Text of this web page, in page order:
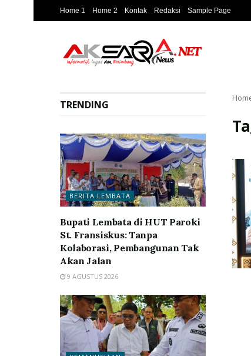
Home 1 Home 2 Kontak Redaksi Sample Page
TRENDING
BERITA LEMBATA
Bupati Lembata di HUT Paroki
St. Fransiskus: Tanpa
Kolaborasi, Pembangunan Tak
Akan Jalan
9 AGUSTUS 2026